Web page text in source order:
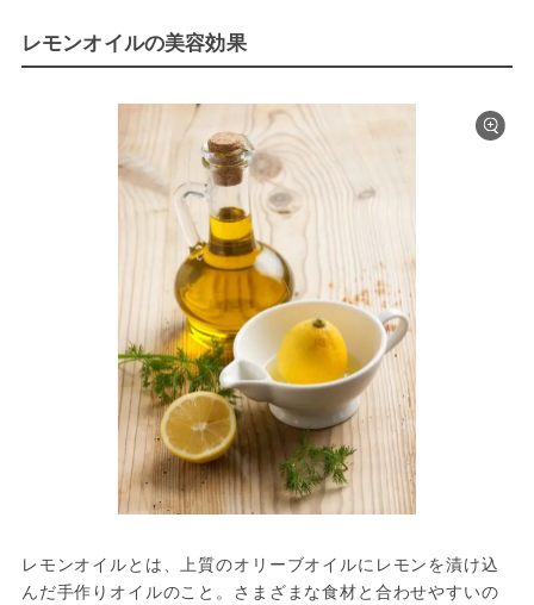
レモンオイルの美容効果
レモンオイルとは、上質のオリーブオイルにレモンを漬け込
んだ手作りオイルのこと。さまざまな食材と合わせやすいの